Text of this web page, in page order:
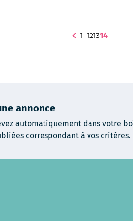
1 121314
annonce
automatiquement dans votre
correspondant à vos critères.